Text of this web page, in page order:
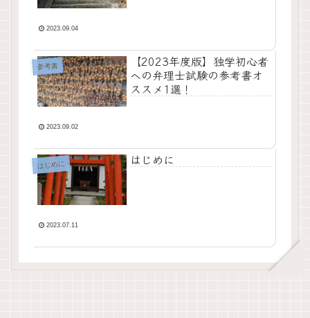
2023.09.04
参考書
【2023年度版】独学初心者
への弁理士試験の参考書オ
ススメ1選！
2023.09.02
はじめに はじめに
2023.07.11